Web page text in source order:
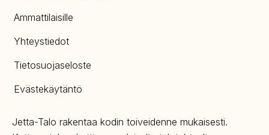
Ammattilaisille
Yhteystiedot
Tietosuojaseloste
Evästekäytäntö
Jetta-Talo rakentaa kodin toiveidenne mukaisesti.